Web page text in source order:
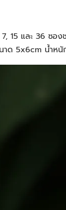
15 และ 36 ซอง
าด 5x6cm น้ำหนั